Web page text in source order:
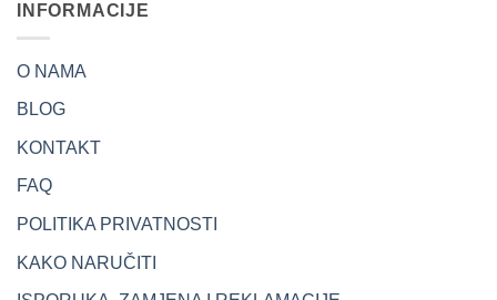
INFORMACIJE
O NAMA
BLOG
KONTAKT
FAQ
POLITIKA PRIVATNOSTI
KAKO NARUČITI